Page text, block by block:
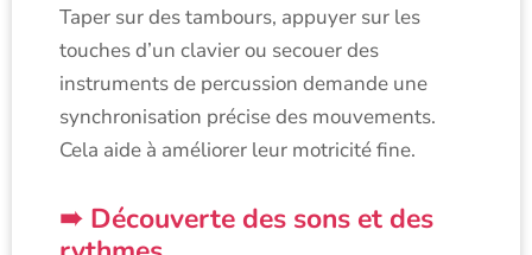
Taper sur des tambours, appuyer sur les
touches d’un clavier ou secouer des
instruments de percussion demande une
synchronisation précise des mouvements.
Cela aide à améliorer leur motricité fine.
Découverte des sons et des